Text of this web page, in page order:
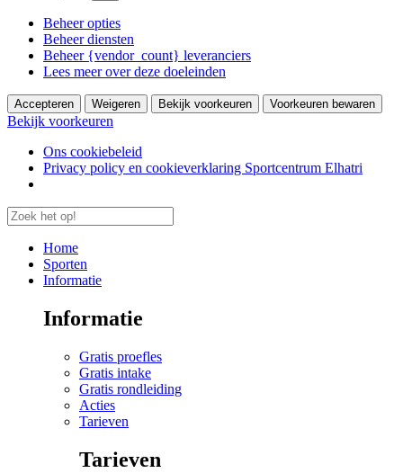
Beheer opties
Beheer diensten
Beheer {vendor_count} leveranciers
Lees meer over deze doeleinden
Accepteren Weigeren Bekijk voorkeuren Voorkeuren bewaren
Bekijk voorkeuren
Ons cookiebeleid
Privacy policy en cookieverklaring Sportcentrum Elhatri
Home
Sporten
Informatie
Informatie
Gratis proefles
Gratis intake
Gratis rondleiding
Acties
Tarieven
Tarieven